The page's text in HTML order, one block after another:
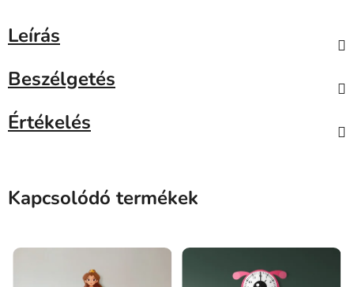
Leírás
Beszélgetés
Értékelés
Kapcsolódó termékek